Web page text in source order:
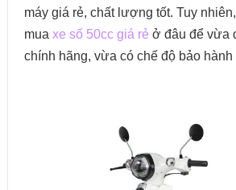
máy giá rẻ, chất lượng tốt. Tuy
mua xe số 50cc giá rẻ ở đâu để vừa
chính hãng, vừa có chế độ bảo hành